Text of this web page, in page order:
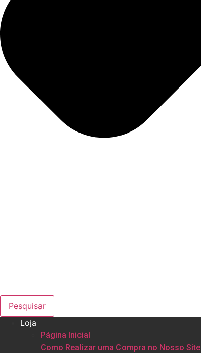
Pesquisar
Loja
Página Inicial
Como Realizar uma Compra no Nosso Site